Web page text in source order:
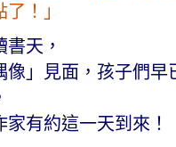
！」
天，
像」見面，孩子們早
有約這一天到來！